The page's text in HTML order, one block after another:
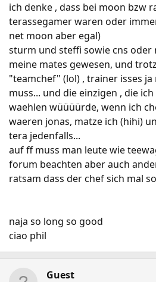
ich denke , dass bei moon bzw
terassegamer waren oder
net moon aber egal)
sturm und steffi sowie cns oder
meine mates gewesen, und
"teamchef" (lol) , trainer isses
muss... und die einzigen , die
waehlen wüüüürde, wenn ich
waeren jonas, matze ich (hihi)
tera jedenfalls...
auf ff muss man leute wie
forum beachten aber auch
ratsam dass der chef sich mal
naja so long so good
ciao phil
Guest